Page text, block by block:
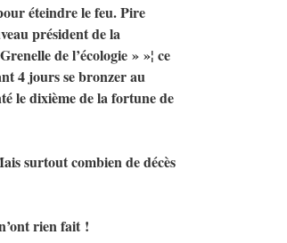
éteindre le feu. Pire
président de la
de l’écologie » »¦ ce
4 jours se bronzer au
le dixième de la fortune de
surtout combien de décès
rien fait !